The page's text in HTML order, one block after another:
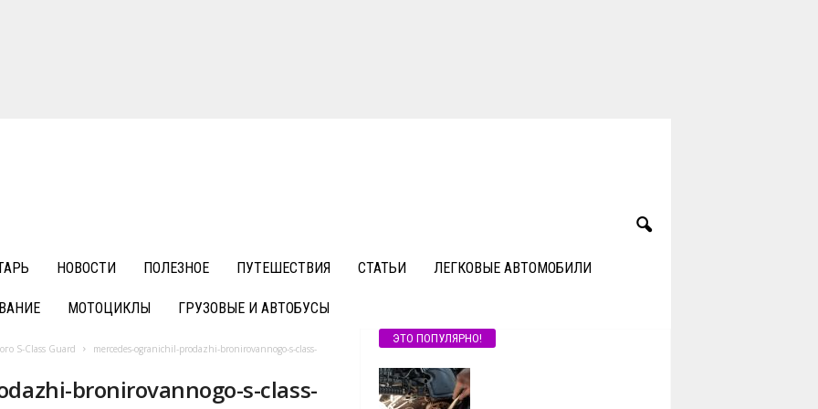
НОВОСТИ ПОЛЕЗНОЕ ПУТЕШЕСТВИЯ СТАТЬИ ЛЕГКОВЫЕ АВТОМОБИЛИ
МОТОЦИКЛЫ ГРУЗОВЫЕ И АВТОБУСЫ
S-Class Guard
mercedes-ogranichil-prodazhi-bronirovannogo-s-class-
bronirovannogo-s-class-
ЭТО ПОПУЛЯРНО!